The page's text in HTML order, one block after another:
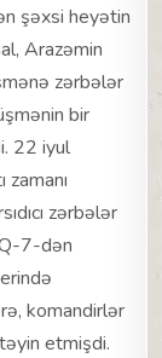
şəxsi heyətin
Arazəmin
zərbələr
bir
22 iyul
zərbələr
7-dən
komandirlər
etmişdi.